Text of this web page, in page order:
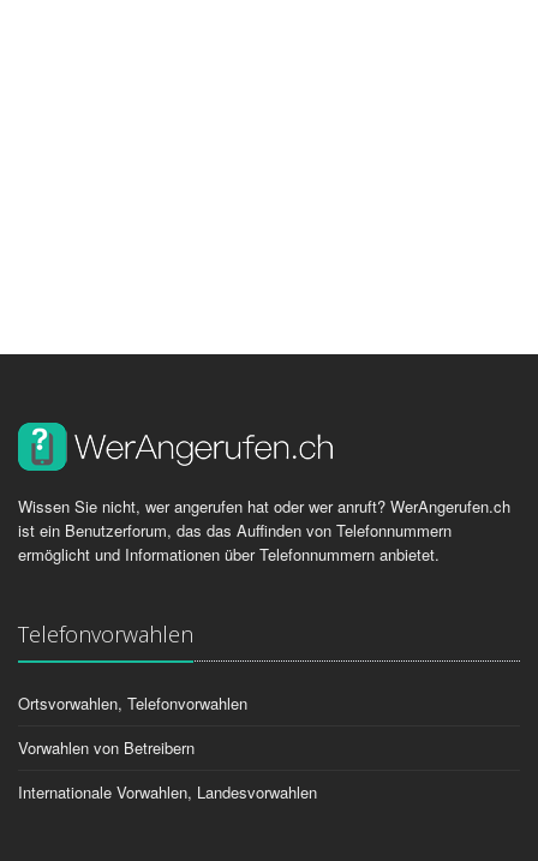
Wissen Sie nicht, wer angerufen hat oder wer anruft? WerAngerufen.ch
ist ein Benutzerforum, das das Auffinden von Telefonnummern
ermöglicht und Informationen über Telefonnummern anbietet.
Telefonvorwahlen
Ortsvorwahlen, Telefonvorwahlen
Vorwahlen von Betreibern
Internationale Vorwahlen, Landesvorwahlen